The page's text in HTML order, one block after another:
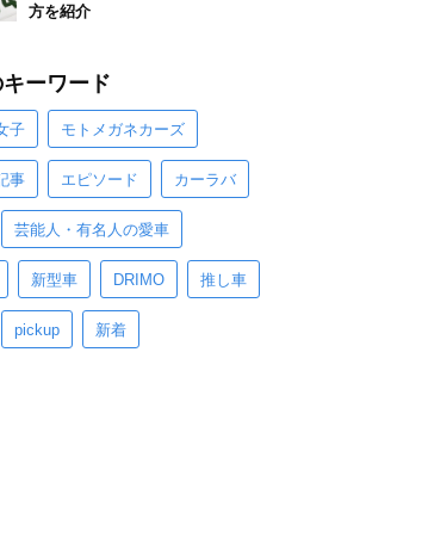
方を紹介
ーワード
子 モトメガネカーズ
事 エピソード カーラバ
芸能人・有名人の愛車
新型車 DRIMO 推し車
pickup 新着